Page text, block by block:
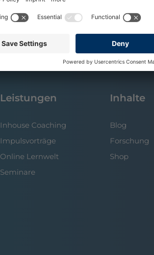
Leistungen
Inhouse Coaching
Impulsvorträge
Online Lernwelt
Seminare
Inhalte
Blog
Forschung
Shop